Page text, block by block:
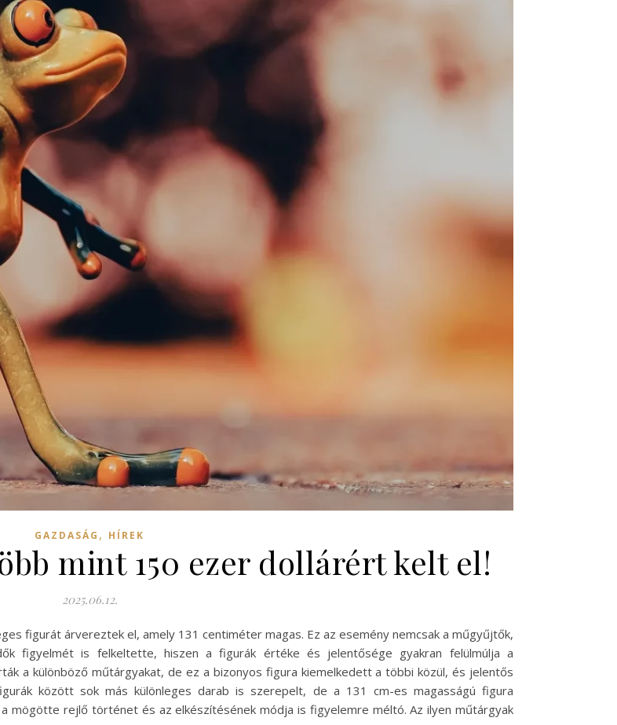
GAZDASÁG , HÍREK
mint 150 ezer dollárért kelt el!
2025.06.12.
figurát árvereztek el, amely 131 centiméter magas. Ez az esemény nemcsak a műgyűjtők,
figyelmét is felkeltette, hiszen a figurák értéke és jelentősége gyakran felülmúlja a
a különböző műtárgyakat, de ez a bizonyos figura kiemelkedett a többi közül, és jelentős
között sok más különleges darab is szerepelt, de a 131 cm-es magasságú figura
mögötte rejlő történet és az elkészítésének módja is figyelemre méltó. Az ilyen műtárgyak